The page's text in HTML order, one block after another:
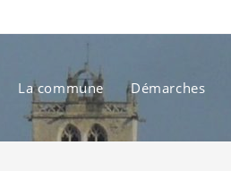
La commune Démarches